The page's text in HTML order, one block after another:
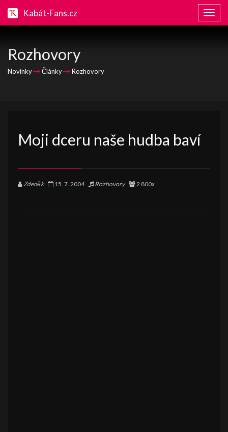
Kabát-Fans.cz
Rozhovory
Novinky Články Rozhovory
Moji dceru naše hudba baví
Zdeněk 15. 7. 2004 Rozhovory 2 800x